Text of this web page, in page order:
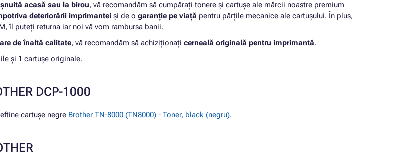
acasă sau la birou, vă recomandăm să cumpărați tonere și cartușe ale mărcii noastre premium
deteriorării imprimantei și de o garanție pe viață pentru părțile mecanice ale cartușului. În plus,
îl puteți returna iar noi vă vom rambursa banii.
de înaltă calitate, vă recomandăm să achiziționați cerneală originală pentru imprimantă.
și 1 cartușe originale.
DCP-1000
cartușe negre Brother TN-8000 (TN8000) - Toner, black (negru).